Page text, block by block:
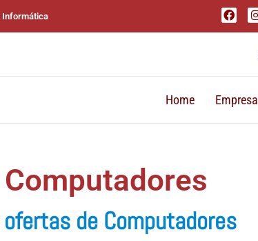
Informática
Home Empresa
de Computadores